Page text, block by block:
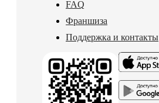
FAQ
Франшиза
Поддержка и контакты